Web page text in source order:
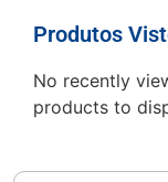
Produtos
No recently
products to